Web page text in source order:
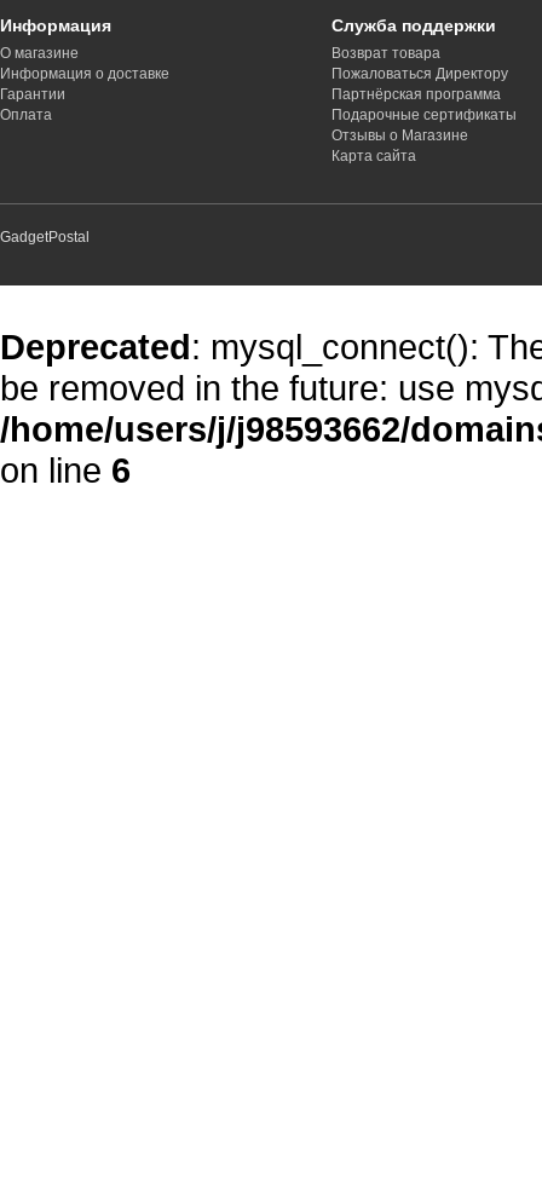
Информация
О магазине
Информация о доставке
Гарантии
Оплата
Служба поддержки
Возврат товара
Пожаловаться Директору
Партнёрская программа
Подарочные сертификаты
Отзывы о Магазине
Карта сайта
GadgetPostal
Deprecated: mysql_connect():
be removed in the future: use
/home/users/j/j98593662/
on line 6